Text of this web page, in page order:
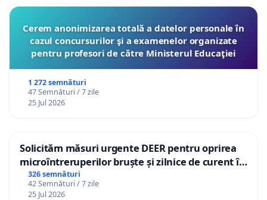
Cerem anonimizarea totală a datelor personale în
cazul concursurilor şi a examenelor organizate
pentru profesori de către Ministerul Educaţiei
1 272 semnături
47 Semnături / 7 zile
25 Jul 2026
Solicităm măsuri urgente DEER pentru oprirea
microîntreruperilor bruște și zilnice de curent în
Sâncraiu de Mureș și Nazna
326 semnături
42 Semnături / 7 zile
25 Jul 2026